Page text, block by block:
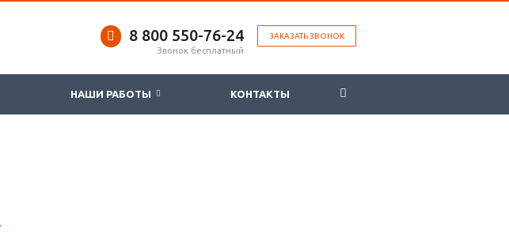
ЗАКАЗАТЬ ЗВОНОК
8 800 ‎550-76-24
Звонок бесплатный
НАШИ РАБОТЫ КОНТАКТЫ